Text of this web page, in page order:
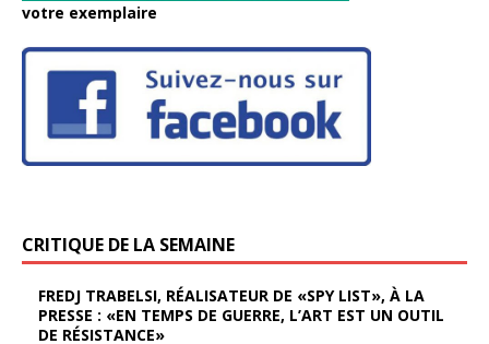
votre exemplaire
CRITIQUE DE LA SEMAINE
FREDJ TRABELSI, RÉALISATEUR DE «SPY LIST», À LA
PRESSE : «EN TEMPS DE GUERRE, L’ART EST UN OUTIL
DE RÉSISTANCE»